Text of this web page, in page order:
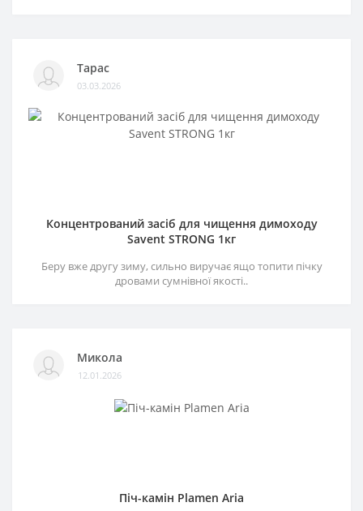
Тарас
03.03.2026
Концентрований засіб для чищення димоходу
Savent STRONG 1кг
Беру вже другу зиму, сильно виручає ящо топити пічку
дровами сумнівної якості..
Микола
12.01.2026
Піч-камін Plamen Aria